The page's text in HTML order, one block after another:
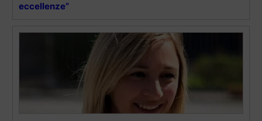
eccellenze”